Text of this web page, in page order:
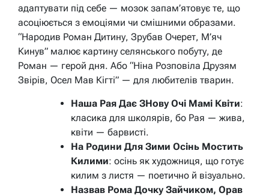
адаптувати під себе — мозок запам’ятовує те, що
асоціюється з емоціями чи смішними образами.
“Народив Роман Дитину, Зрубав Очерет, М’яч
Кинув” малює картину селянського побуту, де
Роман — герой дня. Або “Ніна Розповіла Друзям
Звірів, Осел Мав Кігті” — для любителів тварин.
Наша Рая Дає ЗНову Очі Мамі Квіти:
класика для школярів, бо Рая — жива,
квіти — барвисті.
На Родини Для Зими Осінь Мостить
Килими: осінь як художниця, що готує
килим з листя — поетично й візуально.
Назвав Рома Дочку Зайчиком, Орав